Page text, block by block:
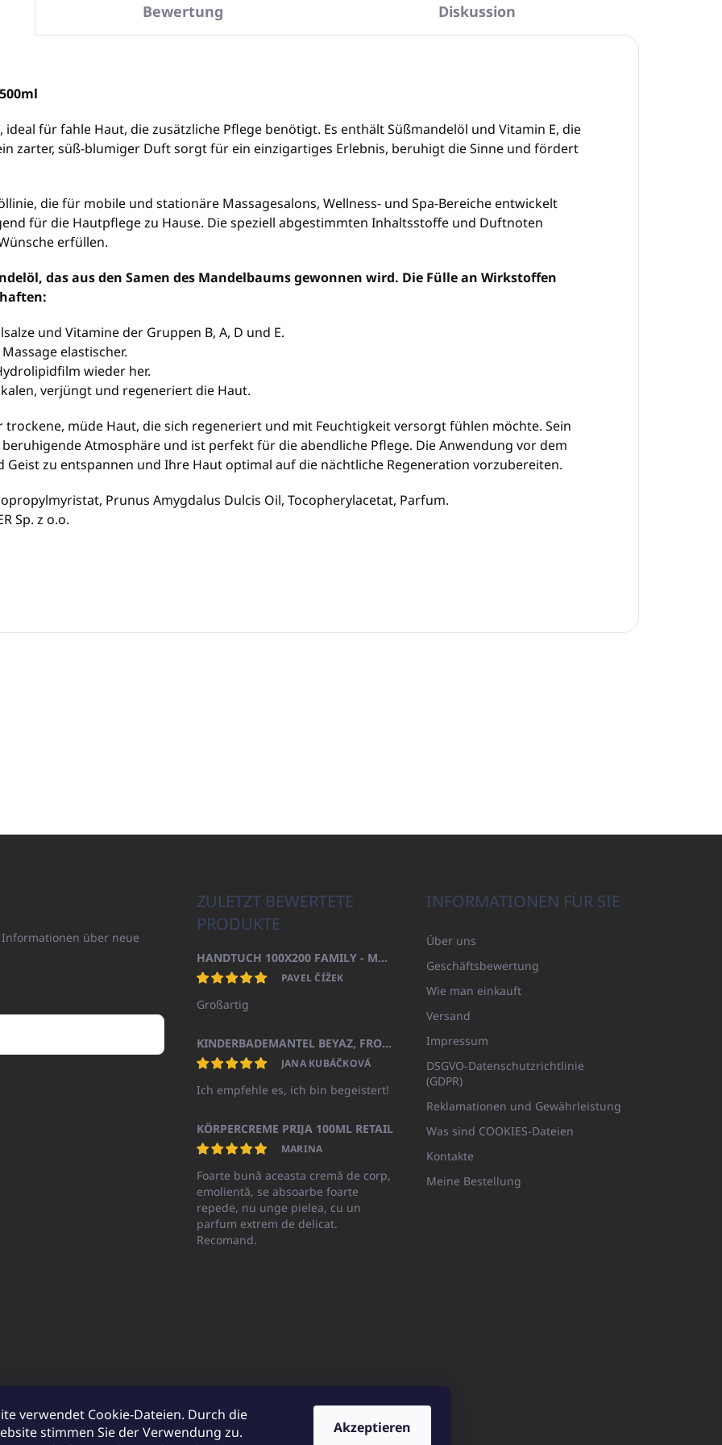
verwendet Cookie-Dateien. Durch die
stimmen Sie der Verwendung zu.
Akzeptieren
Bewertung Diskussion
ideal für fahle Haut, die zusätzliche Pflege benötigt. Es enthält Süßmandelöl und Vitamin E, die
zarter, süß-blumiger Duft sorgt für ein einzigartiges Erlebnis, beruhigt die Sinne und fördert
die für mobile und stationäre Massagesalons, Wellness- und Spa-Bereiche entwickelt
für die Hautpflege zu Hause. Die speziell abgestimmten Inhaltsstoffe und Duftnoten
erfüllen.
das aus den Samen des Mandelbaums gewonnen wird. Die Fülle an Wirkstoffen
und Vitamine der Gruppen B, A, D und E.
elastischer.
wieder her.
verjüngt und regeneriert die Haut.
trockene, müde Haut, die sich regeneriert und mit Feuchtigkeit versorgt fühlen möchte. Sein
Atmosphäre und ist perfekt für die abendliche Pflege. Die Anwendung vor dem
zu entspannen und Ihre Haut optimal auf die nächtliche Regeneration vorzubereiten.
Prunus Amygdalus Dulcis Oil, Tocopherylacetat, Parfum.
Sp. z o.o.
über neue
ZULETZT BEWERTETE
PRODUKTE
HANDTUCH 100X200 FAMILY - MARINEBLAU (480GR)
PAVEL ČÍŽEK
Großartig
KINDERBADEMANTEL BEYAZ, FROTE WEISS MIT KAPUZE (400GR)
JANA KUBÁČKOVÁ
Ich empfehle es, ich bin begeistert!
KÖRPERCREME PRIJA 100ML RETAIL
MARINA
Foarte bună aceasta cremă de corp,
emolientă, se absoarbe foarte
repede, nu unge pielea, cu un
parfum extrem de delicat.
Recomand.
INFORMATIONEN FÜR SIE
Über uns
Geschäftsbewertung
Wie man einkauft
Versand
Impressum
DSGVO-Datenschutzrichtlinie
(GDPR)
Reklamationen und Gewährleistung
Was sind COOKIES-Dateien
Kontakte
Meine Bestellung
UNICATOshop.cz UNICATO.at UNICATO.hu UNICATOshop.pl